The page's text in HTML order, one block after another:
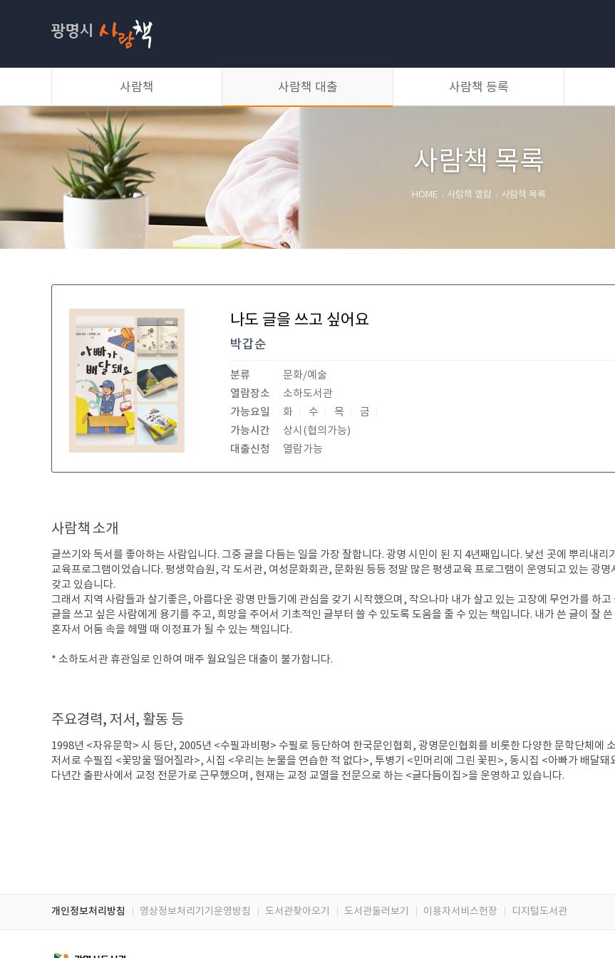
사람책
소개
사람책 대출
사람책 목록
이달의 사람책
대출방법
사람책 등록
사람책 목록
HOME 사람책 열람 사람책 목록
나도 글을 쓰고 싶어요
박갑순
분류
문화/예술
열람장소
소하도서관
가능요일
화 수 목
금
가능시간
상시(협의가능)
대출신청
열람가능
사람책 소개
글쓰기와 독서를 좋아하는 사람입니다. 그중 글을 다듬는 일을 가장 잘합니다. 광명 시민이 된 지 4년째입니다. 낯선 곳에 뿌리내
교육프로그램이었습니다. 평생학습원, 각 도서관, 여성문화회관, 문화원 등등 정말 많은 평생교육 프로그램이 운영되고 있는 광
갖고 있습니다.
그래서 지역 사람들과 살기좋은, 아름다운 광명 만들기에 관심을 갖기 시작했으며, 작으나마 내가 살고 있는 고장에 무언가를 하
글을 쓰고 싶은 사람에게 용기를 주고, 희망을 주어서 기초적인 글부터 쓸 수 있도록 도움을 줄 수 있는 책입니다. 내가 쓴 글이 잘
혼자서 어둠 속을 헤맬 때 이정표가 될 수 있는 책입니다.
* 소하도서관 휴관일로 인하여 매주 월요일은 대출이 불가합니다.
주요경력, 저서, 활동 등
1998년 <자유문학> 시 등단, 2005년 <수필과비평> 수필로 등단하여 한국문인협회, 광명문인협회를 비롯한 다양한 문학단체에
저서로 수필집 <꽃망울 떨어질라>, 시집 <우리는 눈물을 연습한 적 없다>, 투병기 <민머리에 그린 꽃핀>, 동시집 <아빠가 배달돼
다년간 출판사에서 교정 전문가로 근무했으며, 현재는 교정 교열을 전문으로 하는 <글다듬이집>을 운영하고 있습니다.
개인정보처리방침 영상정보처리기기운영방침 도서관찾아오기 도서관둘러보기 이용자서비스헌장 디지털도서관